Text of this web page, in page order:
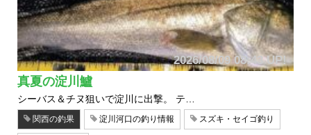
2026/08/09 08:43 UP!
真夏の淀川鱸
シーバス＆チヌ狙いで淀川に出撃。 テ…
関西の釣果 淀川河口の釣り情報 スズキ・セイゴ釣り